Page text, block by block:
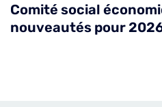
Comité social
nouveautés pour